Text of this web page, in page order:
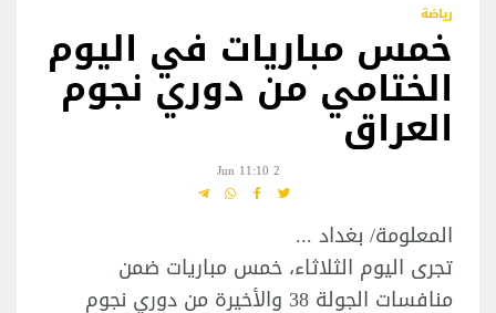
رياضة
خمس مباريات في اليوم
الختامي من دوري نجوم
العراق
2 Jun 11:10
المعلومة/ بغداد ...
تجرى اليوم الثلاثاء، خمس مباريات ضمن
منافسات الجولة 38 والأخيرة من دوري نجوم